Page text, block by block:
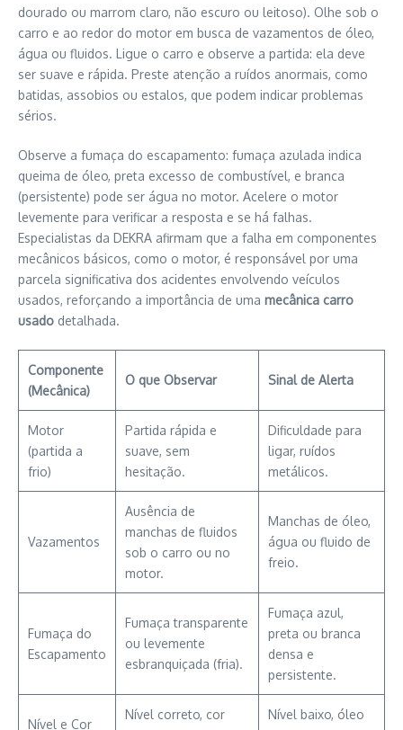
dourado ou marrom claro, não escuro ou leitoso). Olhe sob o
carro e ao redor do motor em busca de vazamentos de óleo,
água ou fluidos. Ligue o carro e observe a partida: ela deve
ser suave e rápida. Preste atenção a ruídos anormais, como
batidas, assobios ou estalos, que podem indicar problemas
sérios.
Observe a fumaça do escapamento: fumaça azulada indica
queima de óleo, preta excesso de combustível, e branca
(persistente) pode ser água no motor. Acelere o motor
levemente para verificar a resposta e se há falhas.
Especialistas da DEKRA afirmam que a falha em componentes
mecânicos básicos, como o motor, é responsável por uma
parcela significativa dos acidentes envolvendo veículos
usados, reforçando a importância de uma mecânica carro
usado detalhada.
Componente
(Mecânica)
O que Observar Sinal de Alerta
Motor
(partida a
frio)
Partida rápida e
suave, sem
hesitação.
Dificuldade para
ligar, ruídos
metálicos.
Vazamentos
Ausência de
manchas de fluidos
sob o carro ou no
motor.
Manchas de óleo,
água ou fluido de
freio.
Fumaça do
Escapamento
Fumaça transparente
ou levemente
esbranquiçada (fria).
Fumaça azul,
preta ou branca
densa e
persistente.
Nível e Cor
Nível correto, cor
Nível baixo, óleo